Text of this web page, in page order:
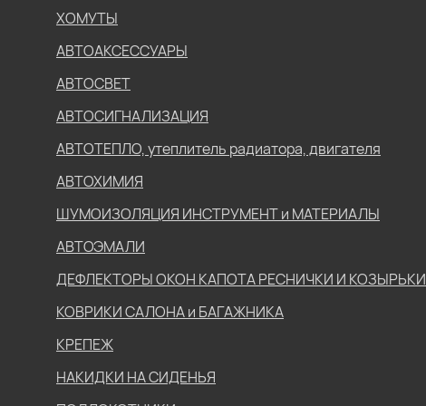
ХОМУТЫ
АВТОАКСЕССУАРЫ
АВТОСВЕТ
АВТОСИГНАЛИЗАЦИЯ
АВТОТЕПЛО, утеплитель радиатора, двигателя
АВТОХИМИЯ
ШУМОИЗОЛЯЦИЯ ИНСТРУМЕНТ и МАТЕРИАЛЫ
АВТОЭМАЛИ
ДЕФЛЕКТОРЫ ОКОН КАПОТА РЕСНИЧКИ И КОЗЫРЬКИ
КОВРИКИ САЛОНА и БАГАЖНИКА
КРЕПЕЖ
НАКИДКИ НА СИДЕНЬЯ